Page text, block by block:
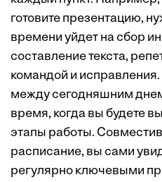
готовите презентацию,
времени уйдет на сбор
составление текста,
командой и
между сегодняшним
время, когда вы будете
этапы работы.
расписание, вы сами
регулярно ключевыми